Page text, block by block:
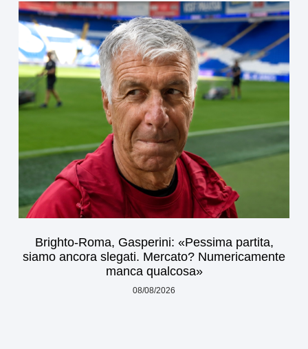
Brighto-Roma, Gasperini: «Pessima partita,
siamo ancora slegati. Mercato? Numericamente
manca qualcosa»
08/08/2026